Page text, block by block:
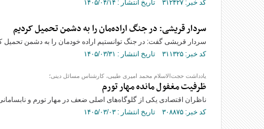
کد خبر: ۳۱۲۴۲۷ تاریخ انتشار : ۱۴۰۵/۰۴/۱۴
سردار قریشی: در جنگ اراده‌مان را به دشمن تحمیل کردیم
سردار قریشی گفت: در جنگ توانستیم اراده خودمان را به دشمن تحمیل
کد خبر: ۳۱۱۳۲۵ تاریخ انتشار : ۱۴۰۵/۰۳/۳۱
یادداشت حجت‌الاسلام محمد امیری طیبی، کارشناس مسائل دینی؛
ظرفیت مغفول مانده مهار تورم
ناظران اقتصادی یکی از گلوگاه‌های اصلی ضعف در مهار تورم و
کد خبر: ۳۰۸۸۷۵ تاریخ انتشار : ۱۴۰۵/۰۳/۰۳